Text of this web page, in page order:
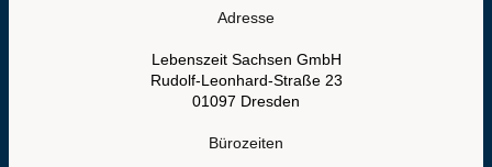
Adresse
Lebenszeit Sachsen GmbH
Rudolf-Leonhard-Straße 23
01097 Dresden
Bürozeiten